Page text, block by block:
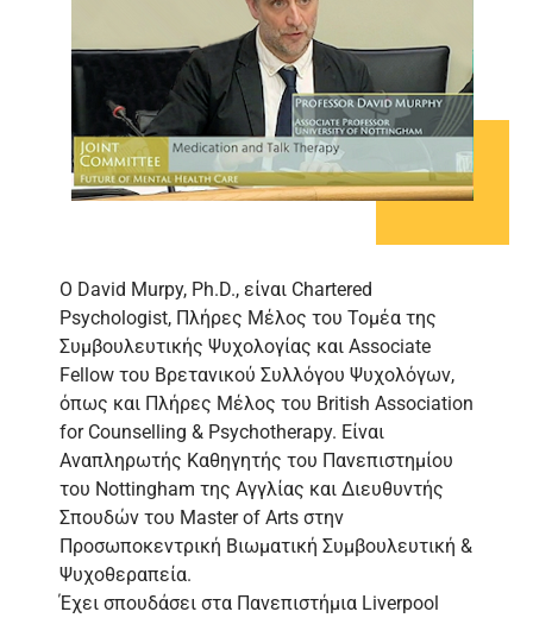
O David Murpy, Ph.D., είναι Chartered
Psychologist, Πλήρες Μέλος του Τομέα της
Συμβουλευτικής Ψυχολογίας και Associate
Fellow του Βρετανικού Συλλόγου Ψυχολόγων,
όπως και Πλήρες Μέλος του British Association
for Counselling & Psychotherapy. Είναι
Αναπληρωτής Καθηγητής του Πανεπιστημίου
του Nottingham της Αγγλίας και Διευθυντής
Σπουδών του Master of Arts στην
Προσωποκεντρική Βιωματική Συμβουλευτική &
Ψυχοθεραπεία.
Έχει σπουδάσει στα Πανεπιστήμια Liverpool